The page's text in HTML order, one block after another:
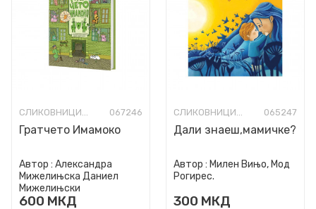
СЛИКОВНИЦИ СО ТВРДИ СТРАНИЦИ 067246
Гратчето Имамоко
Автор : Александра
Мижелињска Даниел
Мижелињски
600 МКД
СЛИКОВНИЦИ СО ТВРДИ СТРАНИЦИ 065247
Дали знаеш,мамичке?
Автор : Милен Вињо, Мод
Рогирес.
300 МКД